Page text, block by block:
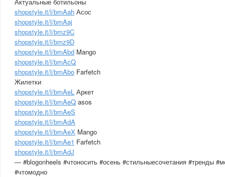
shopstyle.it/l/bmAah Асос
shopstyle.it/l/bmAaj
shopstyle.it/l/bmz9C
shopstyle.it/l/bmz9D
shopstyle.it/l/bmAbd Mango
shopstyle.it/l/bmAcQ
shopstyle.it/l/bmAbo Farfetch
Жилетки
shopstyle.it/l/bmAeL Аркет
shopstyle.it/l/bmAeQ asos
shopstyle.it/l/bmAeS
shopstyle.it/l/bmAdA
shopstyle.it/l/bmAeX Mango
shopstyle.it/l/bmAe1 Farfetch
shopstyle.it/l/bmAdJ
— #blogonheels #чтоносить #осень #стильныесочетания #тренды
#чтомодно